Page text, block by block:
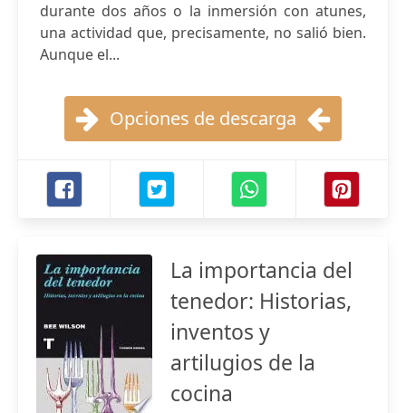
durante dos años o la inmersión con atunes,
una actividad que, precisamente, no salió bien.
Aunque el...
Opciones de descarga
La importancia del
tenedor: Historias,
inventos y
artilugios de la
cocina